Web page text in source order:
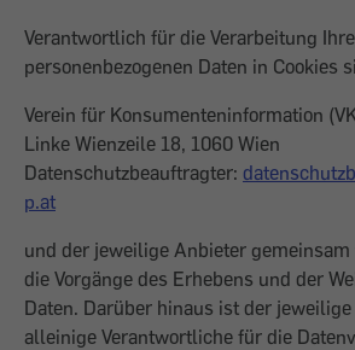
Verantwortlich für die Verarbeitung
personenbezogenen Daten in Cookies
Verein für Konsumenteninformation
Linke Wienzeile 18, 1060 Wien
Datenschutzbeauftragter:
p.at
und der jeweilige Anbieter
die Vorgänge des Erhebens und der
Daten. Darüber hinaus ist der
alleinige Verantwortliche für die